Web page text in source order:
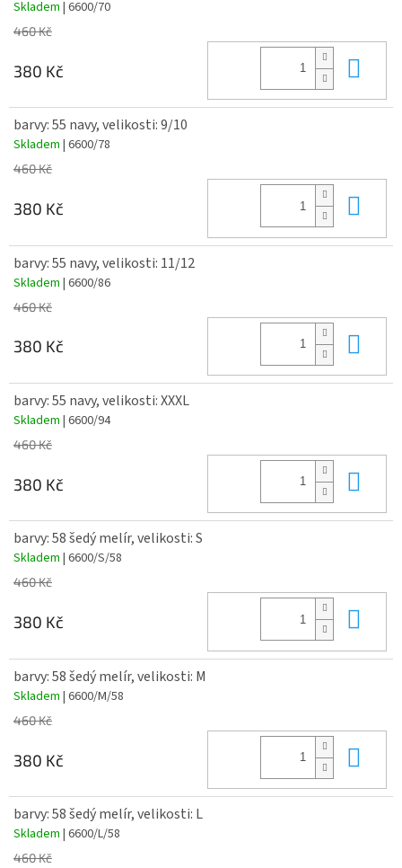
Skladem | 6600/70
460 Kč
380 Kč
barvy: 55 navy, velikosti: 9/10
Skladem | 6600/78
460 Kč
380 Kč
barvy: 55 navy, velikosti: 11/12
Skladem | 6600/86
460 Kč
380 Kč
barvy: 55 navy, velikosti: XXXL
Skladem | 6600/94
460 Kč
380 Kč
barvy: 58 šedý melír, velikosti: S
Skladem | 6600/S/58
460 Kč
380 Kč
barvy: 58 šedý melír, velikosti: M
Skladem | 6600/M/58
460 Kč
380 Kč
barvy: 58 šedý melír, velikosti: L
Skladem | 6600/L/58
460 Kč